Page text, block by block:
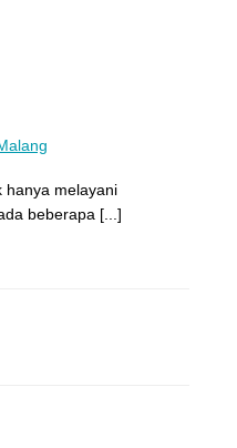
hanya melayani
beberapa [...]